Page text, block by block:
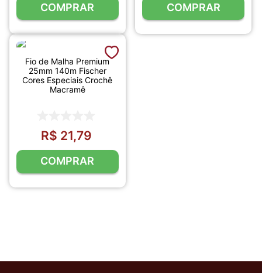
COMPRAR COMPRAR
Fio de Malha Premium
25mm 140m Fischer
Cores Especiais Crochê
Macramê
R$ 21,79
COMPRAR